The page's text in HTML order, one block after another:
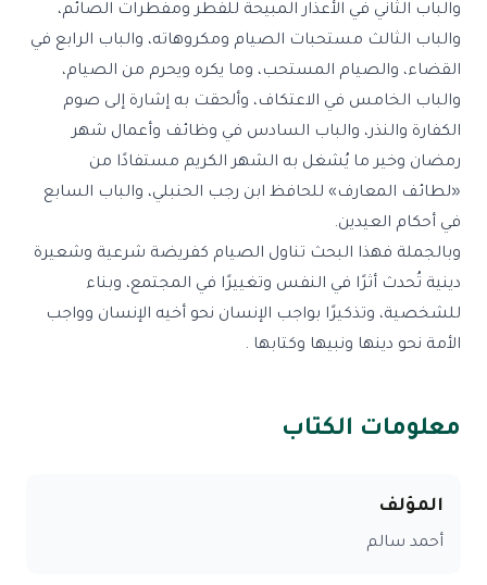
والباب الثاني في الأعذار المبيحة للفطر ومفطرات الصائم،
والباب الثالث مستحبات الصيام ومكروهاته، والباب الرابع في
القضاء، والصيام المستحب، وما يكره ويحرم من الصيام،
والباب الخامس في الاعتكاف، وألحقت به إشارة إلى صوم
الكفارة والنذر، والباب السادس في وظائف وأعمال شهر
رمضان وخير ما يُشغل به الشهر الكريم مستفادًا من
«لطائف المعارف» للحافظ ابن رجب الحنبلي، والباب السابع
في أحكام العيدين.
وبالجملة فهذا البحث تناول الصيام كفريضة شرعية وشعيرة
دينية تُحدث أثرًا في النفس وتغييرًا في المجتمع، وبناء
للشخصية، وتذكيرًا بواجب الإنسان نحو أخيه الإنسان وواجب
الأمة نحو دينها ونبيها وكتابها .
معلومات الكتاب
المؤلف
أحمد سالم